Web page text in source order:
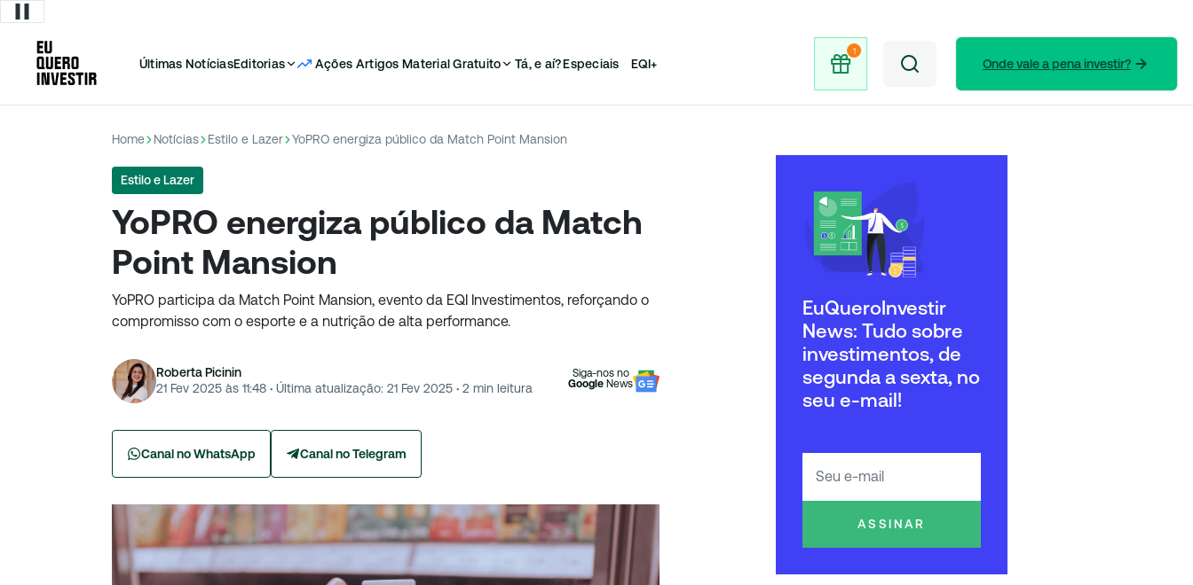
Últimas NotíciasEditorias Ações Artigos Material Gratuito Tá, e aí?Especiais EQI+ Onde vale a pena investir?
Home Notícias Estilo e Lazer YoPRO energiza público da Match Point Mansion
Estilo e Lazer
YoPRO energiza público da Match
Point Mansion
YoPRO participa da Match Point Mansion, evento da EQI Investimentos, reforçando o
compromisso com o esporte e a nutrição de alta performance.
Roberta Picinin
21 Fev 2025 às 11:48 · Última atualização: 21 Fev 2025 · 2 min leitura
Siga-nos no
Google News
Canal no WhatsApp Canal no Telegram
EuQueroInvestir
News: Tudo sobre
investimentos, de
segunda a sexta, no
seu e-mail!
ASSINAR